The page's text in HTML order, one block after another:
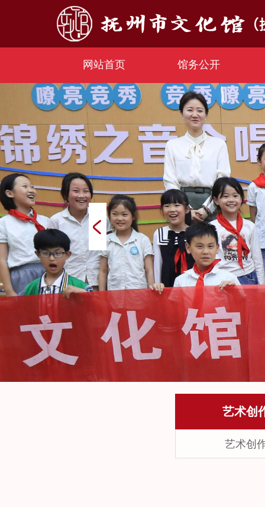
网站首页 馆务公开
艺术创
艺术创